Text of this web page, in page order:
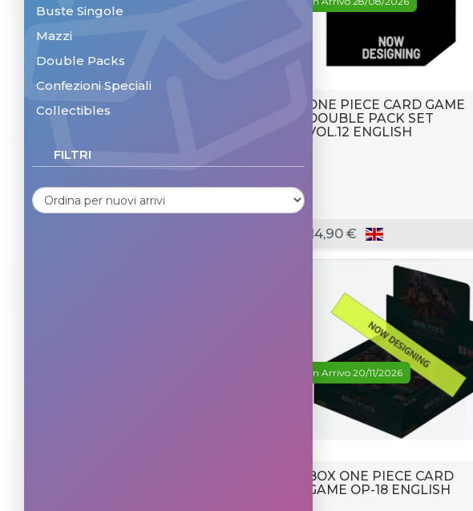
Buste Singole
Mazzi
Double Packs
Confezioni Speciali
Collectibles
FILTRI
ONE PIECE CARD GAME
DOUBLE PACK SET
VOL.12 ENGLISH
14,90 €
In Arrivo 20/11/2026
BOX ONE PIECE CARD
GAME OP-18 ENGLISH